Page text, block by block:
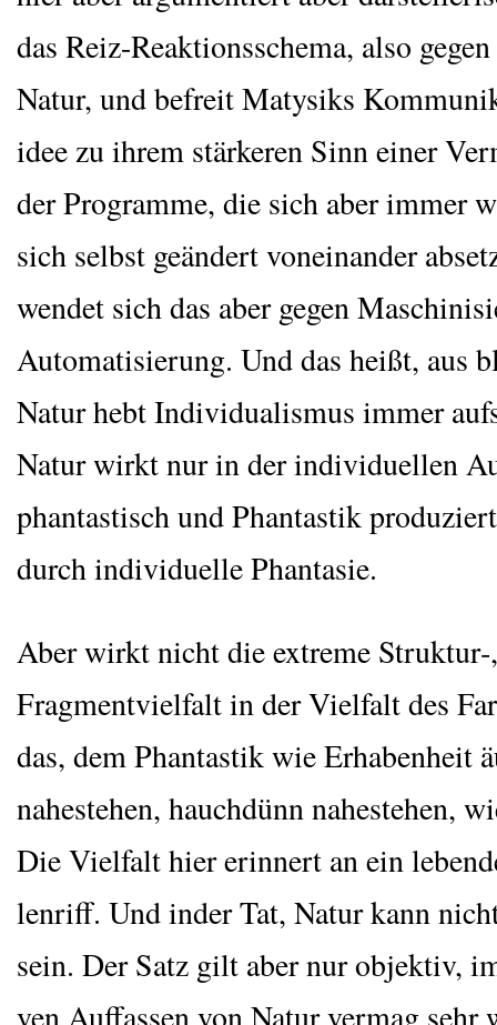
das Reiz-Reak­ti­ons­sche­ma, also
Natur, und befreit Maty­siks
idee zu ihrem stär­ke­ren Sinn einer
der Pro­gram­me, die sich aber immer
sich selbst geän­dert von­ein­an­der
wen­det sich das aber gegen
Auto­ma­ti­sie­rung. Und das heißt, aus
Natur hebt Indi­vi­dua­lis­mus immer
Natur wirkt nur in der indi­vi­du­el­len
phan­tas­tisch und Phan­tas­tik
durch indi­vi­du­el­le Phantasie.
Aber wirkt nicht die extre­me
Frag­ment­viel­falt in der Viel­falt des
das, dem Phan­tas­tik wie Erha­ben­heit
nahe­ste­hen, hauch­dünn nahe­ste­hen,
Die Viel­falt hier erin­nert an ein
len­riff. Und inder Tat, Natur kann
sein. Der Satz gilt aber nur objek­tiv,
ven Auf­fas­sen von Natur ver­mag sehr